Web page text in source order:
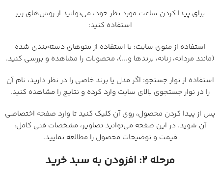
برای پیدا کردن ساعت مورد نظر خود، می‌توانید از روش‌های زیر
استفاده کنید:
استفاده از منوی سایت: با استفاده از منوهای دسته‌بندی شده
(مانند مردانه، زنانه، برندها و...)، محصولات را مشاهده و بررسی کنید.
استفاده از نوار جستجو: اگر مدل یا برند خاصی را در نظر دارید، نام آن
را در نوار جستجوی بالای سایت وارد کرده و نتایج را مشاهده کنید.
پس از پیدا کردن محصول، روی آن کلیک کنید تا وارد صفحه اختصاصی
آن شوید. در این صفحه می‌توانید تصاویر، مشخصات فنی کامل،
قیمت و توضیحات محصول را مطالعه نمایید.
مرحله ۲: افزودن به سبد خرید